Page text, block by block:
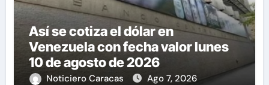
Así se cotiza el dólar en
Venezuela con fecha valor lunes
10 de agosto de 2026
Noticiero Caracas Ago 7, 2026